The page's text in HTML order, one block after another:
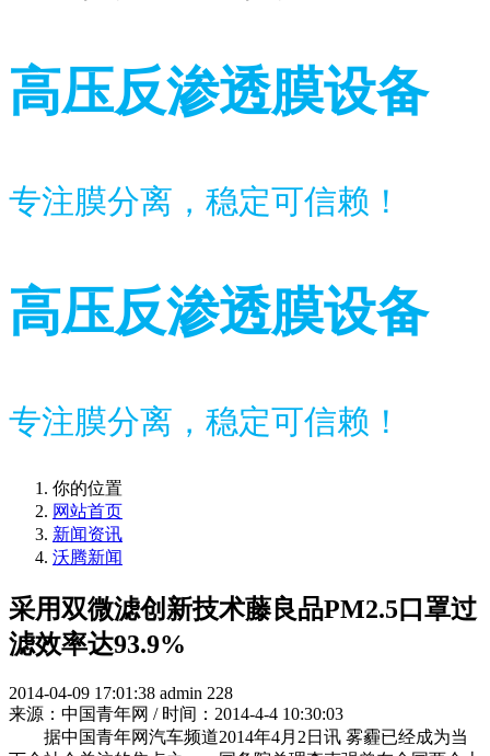
高压反渗透膜设备
专注膜分离，稳定可信赖！
高压反渗透膜设备
专注膜分离，稳定可信赖！
你的位置
网站首页
新闻资讯
沃腾新闻
采用双微滤创新技术藤良品PM2.5口罩过
滤效率达93.9%
2014-04-09 17:01:38 admin 228
来源：中国青年网 / 时间：2014-4-4 10:30:03
据中国青年网汽车频道2014年4月2日讯 雾霾已经成为当